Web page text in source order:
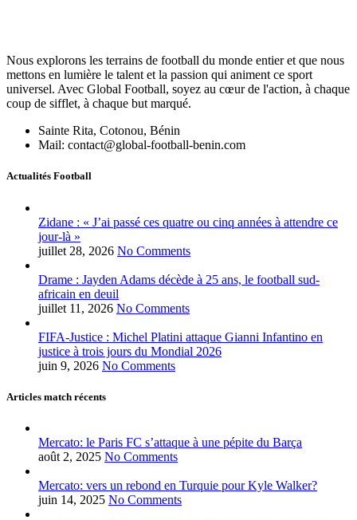
Nous explorons les terrains de football du monde entier et que nous
mettons en lumière le talent et la passion qui animent ce sport
universel. Avec Global Football, soyez au cœur de l'action, à chaque
coup de sifflet, à chaque but marqué.
Sainte Rita, Cotonou, Bénin
Mail: contact@global-football-benin.com
Actualités Football
Zidane : « J’ai passé ces quatre ou cinq années à attendre ce
jour-là »
juillet 28, 2026 No Comments
Drame : Jayden Adams décède à 25 ans, le football sud-
africain en deuil
juillet 11, 2026 No Comments
FIFA-Justice : Michel Platini attaque Gianni Infantino en
justice à trois jours du Mondial 2026
juin 9, 2026 No Comments
Articles match récents
Mercato: le Paris FC s’attaque à une pépite du Barça
août 2, 2025 No Comments
Mercato: vers un rebond en Turquie pour Kyle Walker?
juin 14, 2025 No Comments